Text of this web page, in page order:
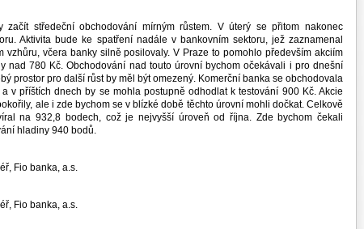
začít středeční obchodování mírným růstem. V úterý se přitom nakonec
Aktivita bude ke spatření nadále v bankovním sektoru, jež zaznamenal
vzhůru, včera banky silně posilovaly. V Praze to pomohlo především akciím
nad 780 Kč. Obchodování nad touto úrovní bychom očekávali i pro dnešní
prostor pro další růst by měl být omezený. Komerční banka se obchodovala
v příštích dnech by se mohla postupně odhodlat k testování 900 Kč. Akcie
ale i zde bychom se v blízké době těchto úrovní mohli dočkat. Celkově
na 932,8 bodech, což je nejvyšší úroveň od října. Zde bychom čekali
hladiny 940 bodů.
Fio banka, a.s.
Fio banka, a.s.